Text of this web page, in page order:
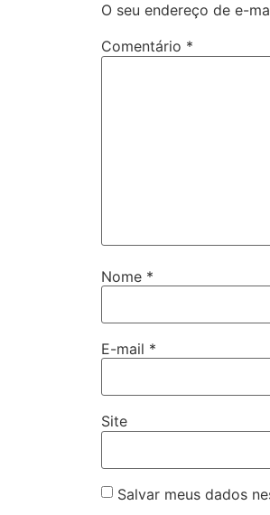
O seu endereço de e-
Comentário *
Nome *
E-mail *
Site
Salvar meus dados